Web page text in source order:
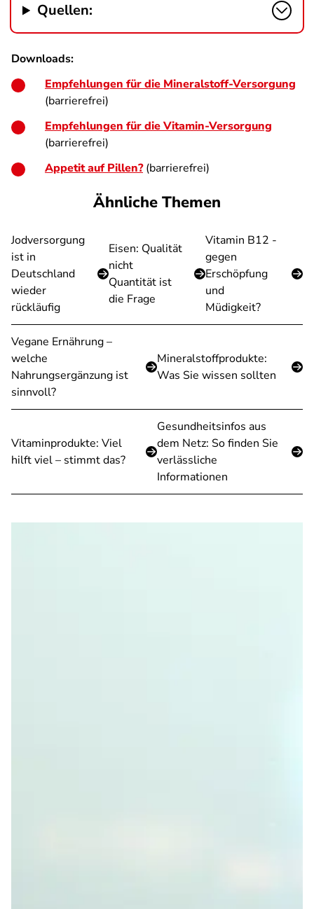
Quellen:
Downloads:
Empfehlungen für die Mineralstoff-Versorgung
(barrierefrei)
Empfehlungen für die Vitamin-Versorgung
(barrierefrei)
Appetit auf Pillen?(barrierefrei)
Ähnliche Themen
Jodversorgung
ist in
Deutschland
wieder
rückläufig
Eisen: Qualität
nicht
Quantität ist
die Frage
Vitamin B12 -
gegen
Erschöpfung
und
Müdigkeit?
Vegane Ernährung –
welche
Nahrungsergänzung ist
sinnvoll?
Mineralstoffprodukte:
Was Sie wissen sollten
Vitaminprodukte: Viel
hilft viel – stimmt das?
Gesundheitsinfos aus
dem Netz: So finden Sie
verlässliche
Informationen